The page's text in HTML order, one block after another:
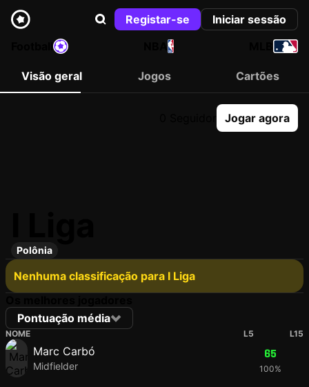
Registar-se
Iniciar sessão
NBA
Visão geral Jogos Cartões
Jogar agora
Polônia
Nenhuma classificação para I Liga
Pontuação média
NOME L5 L15
Marc Carbó
Midfielder
65
100%